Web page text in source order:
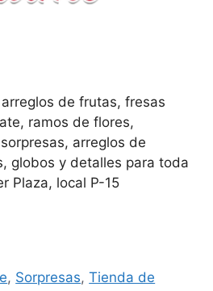
de frutas, fresas
ramos de flores,
arreglos de
globos y detalles para toda
Plaza, local P-15
, Sorpresas,Tienda de